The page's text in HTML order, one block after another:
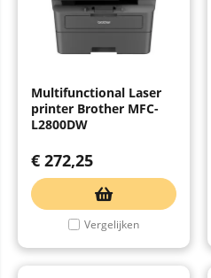
Multifunctional Laser
printer Brother MFC-
L2800DW
€ 272,25
Vergelijken